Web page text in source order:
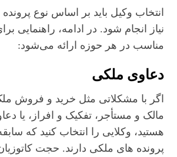
انتخاب وکیل باید بر اساس نوع
نیاز انجام شود. در ادامه، راهنمایی
مناسب در هر حوزه ارائه می‌شود:
دعاوی ملکی
اگر با مشکلاتی مثل خرید و فروش
مالک و مستأجر، تفکیک و افراز، یا
هستید، وکلایی را انتخاب کنید که
پرونده‌ های ملکی دارند. حجت کاتوزیان